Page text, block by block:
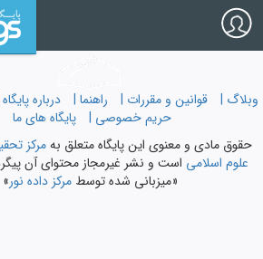
Skip
to
main
وبلاگ | قوانین و مقررات | راهنما | درباره
حریم خصوصی |
پایگاه های ما
حقوق مادی و معنوی اين پايگاه متعلق بهمرکز
علوم اسلامی است و نشر غیرمجاز محتوای آن
«میزبانی شده توسطمرکز داده نور»